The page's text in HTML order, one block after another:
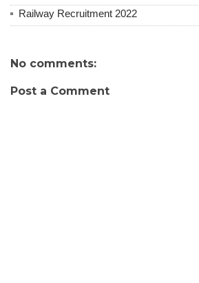
Railway Recruitment 2022
No comments:
Post a Comment